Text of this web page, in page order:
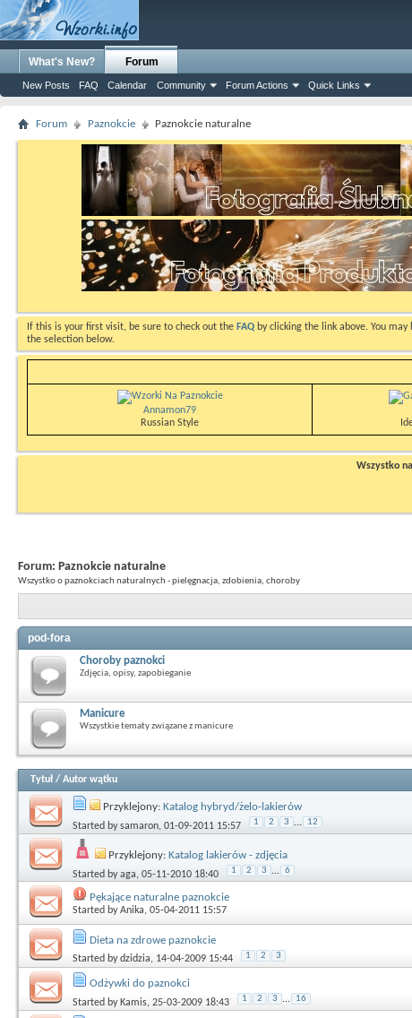
What's New? Forum
New Posts FAQ Calendar Community Forum Actions Quick Links
Forum Paznokcie Paznokcie naturalne
If this is your first visit, be sure to check out the FAQ by clicking the link above. You may
the selection below.
Annamon79
Russian Style
Wszystko
Forum: Paznokcie naturalne
Wszystko o paznokciach naturalnych - pielęgnacja, zdobienia, choroby
pod-fora
Choroby paznokci
Zdjęcia, opisy, zapobieganie
Manicure
Wszystkie tematy związane z manicure
Tytuł / Autor wątku
Przyklejony: Katalog hybryd/żelo-lakierów
Started bysamaron, 01-09-2011 15:57 1 2 3 ... 12
Przyklejony: Katalog lakierów - zdjęcia
Started byaga, 05-11-2010 18:40 1 2 3 ... 6
Pękające naturalne paznokcie
Started byAnika, 05-04-2011 15:57
Dieta na zdrowe paznokcie
Started bydzidzia, 14-04-2009 15:44 1 2 3
Odżywki do paznokci
Started by Kamis, 25-03-2009 18:43 1 2 3 ... 16